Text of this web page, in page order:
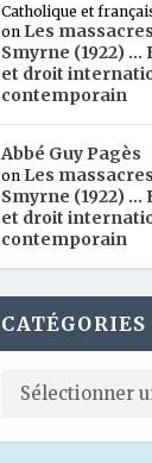
Catholique et
on Les
Smyrne (1922)
et droit
contemporain
Abbé Guy Pagès
on Les
Smyrne (1922)
et droit
contemporain
CATÉGORIES